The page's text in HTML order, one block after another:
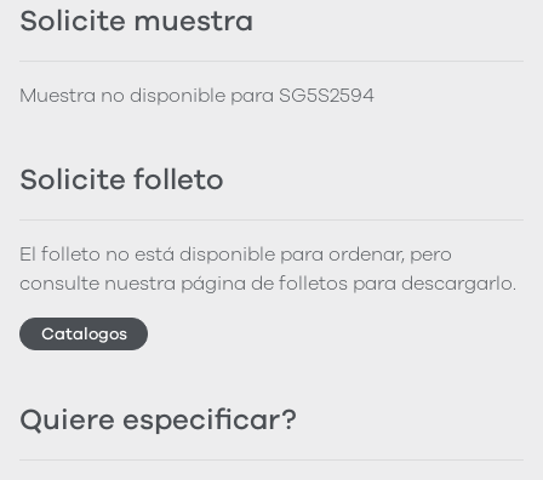
Solicite muestra
Muestra no disponible para SG5S2594
Solicite folleto
El folleto no está disponible para ordenar, pero
consulte nuestra página de folletos para descargarlo.
Catalogos
Quiere especificar?